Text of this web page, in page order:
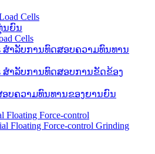
Cells
ນຍົນ
Cells
ສໍາລັບການທົດສອບຄວາມທົນທານ
ສໍາລັບການທົດສອບການຂັດຂ້ອງ
ອບຄວາມທົນທານຂອງຍານຍົນ
Floating Force-control
Floating Force-control Grinding